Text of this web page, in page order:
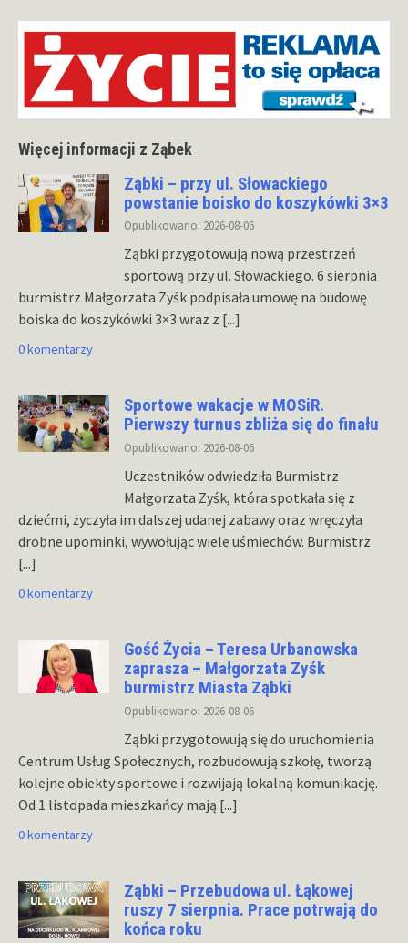
Więcej informacji z Ząbek
Ząbki – przy ul. Słowackiego
powstanie boisko do koszykówki 3×3
Opublikowano: 2026-08-06
Ząbki przygotowują nową przestrzeń
sportową przy ul. Słowackiego. 6 sierpnia
burmistrz Małgorzata Zyśk podpisała umowę na budowę
boiska do koszykówki 3×3 wraz z [...]
0 komentarzy
Sportowe wakacje w MOSiR.
Pierwszy turnus zbliża się do finału
Opublikowano: 2026-08-06
Uczestników odwiedziła Burmistrz
Małgorzata Zyśk, która spotkała się z
dziećmi, życzyła im dalszej udanej zabawy oraz wręczyła
drobne upominki, wywołując wiele uśmiechów. Burmistrz
[...]
0 komentarzy
Gość Życia – Teresa Urbanowska
zaprasza – Małgorzata Zyśk
burmistrz Miasta Ząbki
Opublikowano: 2026-08-06
Ząbki przygotowują się do uruchomienia
Centrum Usług Społecznych, rozbudowują szkołę, tworzą
kolejne obiekty sportowe i rozwijają lokalną komunikację.
Od 1 listopada mieszkańcy mają [...]
0 komentarzy
Ząbki – Przebudowa ul. Łąkowej
ruszy 7 sierpnia. Prace potrwają do
końca roku